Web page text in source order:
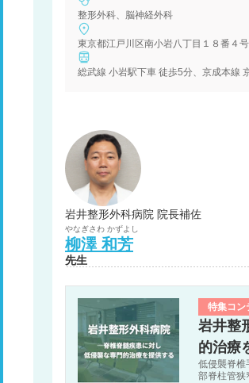
整形外科、脳神経外科
東京都江戸川区南小岩八丁目１８番４
総武線 小岩駅下車 徒歩5分、京成本線
岩井整形外科病院 院長補佐
やなぎさわ かずよし
柳澤 和芳
先生
特集コン
岩井整
的治療
低侵襲脊椎
部脊柱管狭